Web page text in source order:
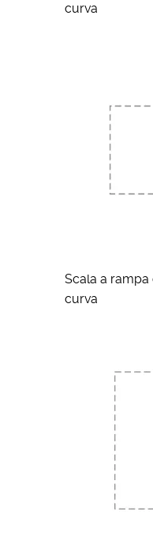
curva
Scala a
curva